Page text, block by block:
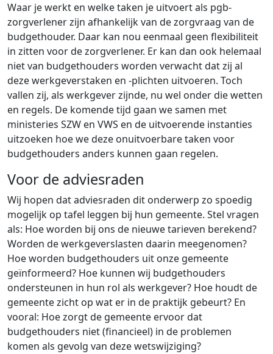
Waar je werkt en welke taken je uitvoert als pgb-
zorgverlener zijn afhankelijk van de zorgvraag van de
budgethouder. Daar kan nou eenmaal geen flexibiliteit
in zitten voor de zorgverlener. Er kan dan ook helemaal
niet van budgethouders worden verwacht dat zij al
deze werkgeverstaken en -plichten uitvoeren. Toch
vallen zij, als werkgever zijnde, nu wel onder die wetten
en regels. De komende tijd gaan we samen met
ministeries SZW en VWS en de uitvoerende instanties
uitzoeken hoe we deze onuitvoerbare taken voor
budgethouders anders kunnen gaan regelen.
Voor de adviesraden
Wij hopen dat adviesraden dit onderwerp zo spoedig
mogelijk op tafel leggen bij hun gemeente. Stel vragen
als: Hoe worden bij ons de nieuwe tarieven berekend?
Worden de werkgeverslasten daarin meegenomen?
Hoe worden budgethouders uit onze gemeente
geïnformeerd? Hoe kunnen wij budgethouders
ondersteunen in hun rol als werkgever? Hoe houdt de
gemeente zicht op wat er in de praktijk gebeurt? En
vooral: Hoe zorgt de gemeente ervoor dat
budgethouders niet (financieel) in de problemen
komen als gevolg van deze wetswijziging?